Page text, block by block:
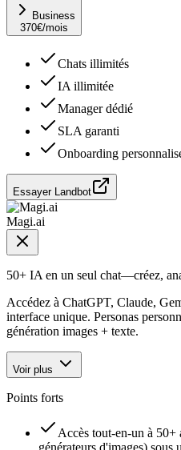
Business
370€/mois
Chats illimités
IA illimitée
Manager dédié
SLA garanti
Onboarding
Essayer Landbot
Magi.ai
50+ IA en un seul chat—créez,
Accédez à ChatGPT, Claude,
interface unique. Personas
génération images + texte.
Voir plus
Points forts
Accès tout-en-un à
générateurs d'images) sous